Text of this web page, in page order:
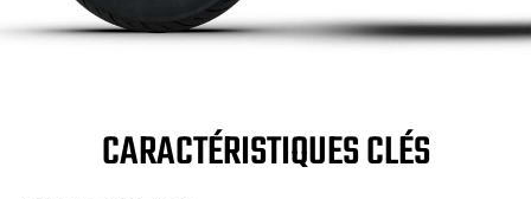
CARACTÉRISTIQUES CLÉS